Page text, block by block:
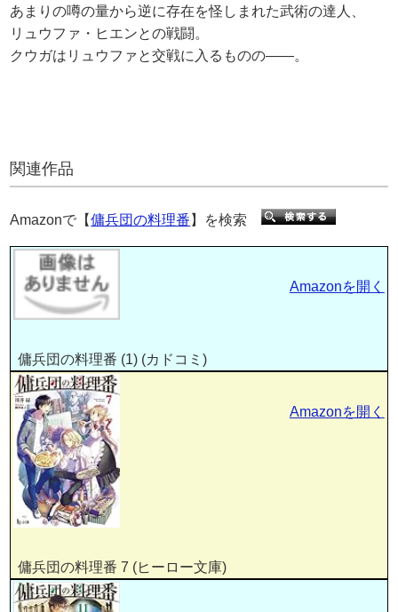
あまりの噂の量から逆に存在を怪しまれた武術の達人、
リュウファ・ヒエンとの戦闘。
クウガはリュウファと交戦に入るものの――。
関連作品
Amazonで【傭兵団の料理番 】を検索
傭兵団の料理番 (1) (カドコミ)
Amazonを開く
傭兵団の料理番 7 (ヒーロー文庫)
Amazonを開く